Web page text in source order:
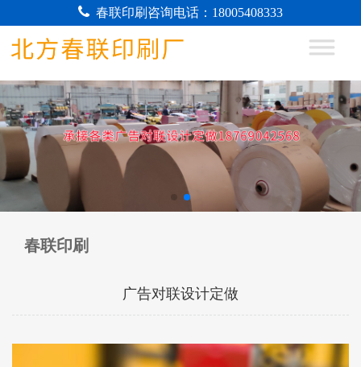
春联印刷咨询电话：18005408333
春联印刷
广告对联设计定做